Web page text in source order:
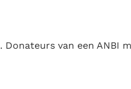
van een ANBI